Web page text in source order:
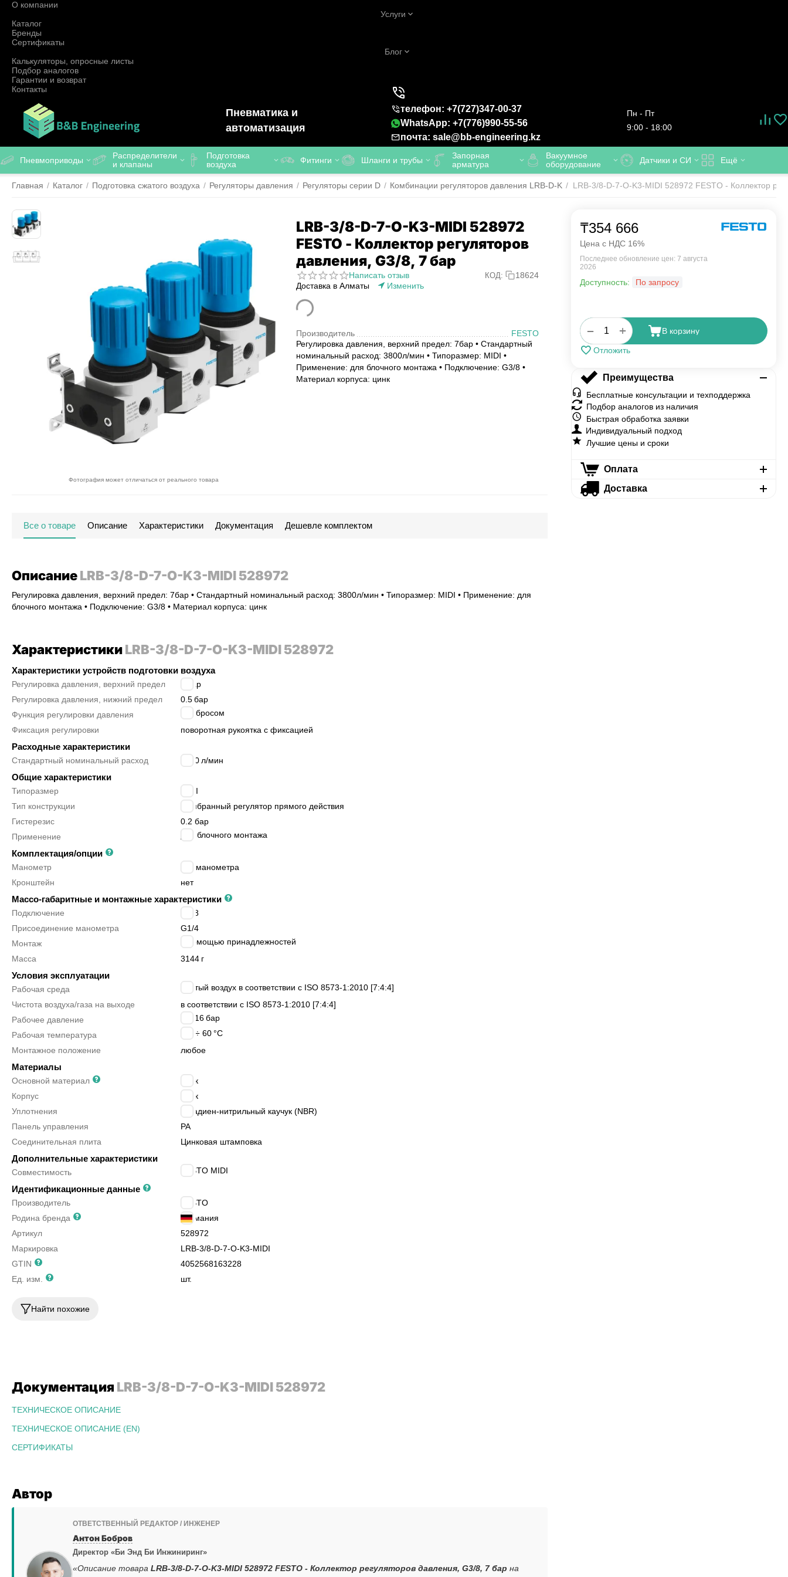
О компании
Услуги
Каталог
Бренды
Сертификаты
Блог
Калькуляторы, опросные листы
Подбор аналогов
Гарантии и возврат
Контакты
Пневматика и
автоматизация
телефон: +7(727)347-00-37
WhatsApp: +7(776)990-55-56
почта: sale@bb-engineering.kz
Пн - Пт
9:00 - 18:00
Пневмоприводы
Распределители
и клапаны
Подготовка
воздуха
Фитинги Шланги и трубы
Запорная
арматура
Вакуумное
оборудование
Датчики и СИ Ещё
Главная / Каталог / Подготовка сжатого воздуха / Регуляторы давления / Регуляторы серии D / Комбинации регуляторов давления LRB-D-K / LRB-3/8-D-7-O-K3-MIDI 528972 FESTO - Коллектор
Фотография может отличаться от реального товара
LRB-3/8-D-7-O-K3-MIDI 528972
FESTO - Коллектор регуляторов
давления, G3/8, 7 бар
Написать отзыв КОД:
18624
Доставка в Алматы
Изменить
Производитель
FESTO
Регулировка давления, верхний предел: 7бар • Стандартный
номинальный расход: 3800л/мин • Типоразмер: MIDI •
Применение: для блочного монтажа • Подключение: G3/8 •
Материал корпуса: цинк
₸354 666
Цена с НДС 16%
Последнее обновление цен: 7 августа
2026
Доступность: По запросу
+
− В корзину
Отложить
Преимущества
Бесплатные консультации и техподдержка
Подбор аналогов из наличия
Быстрая обработка заявки
Индивидуальный подход
Лучшие цены и сроки
Оплата
Доставка
Все о товаре Описание Характеристики Документация Дешевле комплектом
ОписаниеLRB-3/8-D-7-O-K3-MIDI 528972
Регулировка давления, верхний предел: 7бар • Стандартный номинальный расход: 3800л/мин • Типоразмер: MIDI • Применение: для
блочного монтажа • Подключение: G3/8 • Материал корпуса: цинк
ХарактеристикиLRB-3/8-D-7-O-K3-MIDI 528972
Характеристики устройств подготовки воздуха
Регулировка давления, верхний предел
бар
Регулировка давления, нижний предел
0.5бар
Функция регулировки давления
со сбросом
Фиксация регулировки
поворотная рукоятка с фиксацией
Расходные характеристики
Стандартный номинальный расход 3800 л/мин
Общие характеристики
Типоразмер
MIDI
Тип конструкции
мембранный регулятор прямого действия
Гистерезис
0.2 бар
Применение
для блочного монтажа
Комплектация/опции
Манометр
без манометра
Кронштейн
нет
Массо-габаритные и монтажные характеристики
Подключение
G3/8
Присоединение манометра
G1/4
Монтаж
с помощью принадлежностей
Масса
3144 г
Условия эксплуатации
Рабочая среда
сжатый воздух в соответствии с ISO 8573-1:2010 [7:4:4]
Чистота воздуха/газа на выходе
в соответствии с ISO 8573-1:2010 [7:4:4]
Рабочее давление
1 ÷ 16бар
Рабочая температура
-10 ÷ 60 °C
Монтажное положение
любое
Материалы
Основной материал
цинк
Корпус
цинк
Уплотнения
бутадиен-нитрильный каучук (NBR)
Панель управления
PA
Соединительная плита
Цинковая штамповка
Дополнительные характеристики
Совместимость FESTO MIDI
Идентификационные данные
Производитель
FESTO
Родина бренда
Германия
Артикул
528972
Маркировка
LRB-3/8-D-7-O-K3-MIDI
GTIN
4052568163228
Ед. изм.
шт.
Найти похожие
Документация LRB-3/8-D-7-O-K3-MIDI 528972
ТЕХНИЧЕСКОЕ ОПИСАНИЕ
ТЕХНИЧЕСКОЕ ОПИСАНИЕ (EN)
СЕРТИФИКАТЫ
Автор
ОТВЕТСТВЕННЫЙ РЕДАКТОР / ИНЖЕНЕР
Антон Бобров
Директор «Би Энд Би Инжиниринг»
«Описание товара LRB-3/8-D-7-O-K3-MIDI 528972 FESTO - Коллектор регуляторов давления, G3/8, 7 бар на